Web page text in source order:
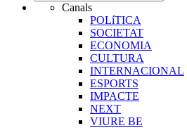
Canals
POLíTICA
SOCIETAT
ECONOMIA
CULTURA
INTERNACIONAL
ESPORTS
IMPACTE
NEXT
VIURE BE